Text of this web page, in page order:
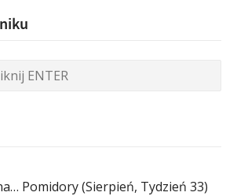
Pomidory (Sierpień, Tydzień 33)